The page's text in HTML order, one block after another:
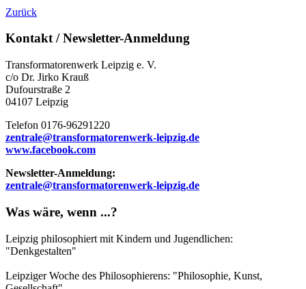
Zurück
Kontakt / Newsletter-Anmeldung
Transformatorenwerk Leipzig e. V.
c/o Dr. Jirko Krauß
Dufourstraße 2
04107 Leipzig
Telefon 0176-96291220
zentrale@transformatorenwerk-leipzig.de
www.facebook.com
Newsletter-Anmeldung:
zentrale@transformatorenwerk-leipzig.de
Was wäre, wenn ...?
Leipzig philosophiert mit Kindern und Jugendlichen:
"Denkgestalten"
Leipziger Woche des Philosophierens: "Philosophie, Kunst,